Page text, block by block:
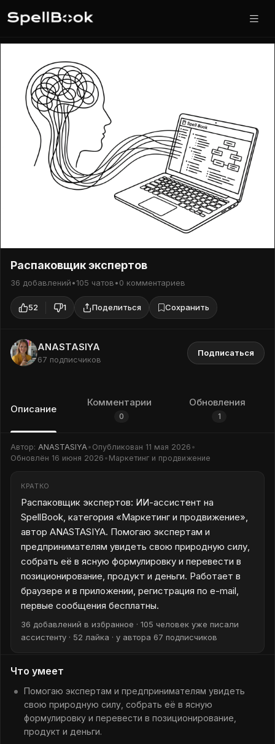
Распаковщик экспертов
36 добавлений•105 чатов•0 комментариев
52 1 Поделиться Сохранить
ANASTASIYA
67 подписчиков
Подписаться
Описание
Комментарии
0
Обновления
1
Автор: ANASTASIYA• Опубликован 11 мая 2026 •
Обновлён 16 июня 2026 • Маркетинг и продвижение
КРАТКО
Распаковщик экспертов: ИИ-ассистент на
SpellBook, категория «Маркетинг и продвижение»,
автор ANASTASIYA. Помогаю экспертам и
предпринимателям увидеть свою природную силу,
собрать её в ясную формулировку и перевести в
позиционирование, продукт и деньги. Работает в
браузере и в приложении, регистрация по e-mail,
первые сообщения бесплатны.
36 добавлений в избранное · 105 человек уже писали
ассистенту · 52 лайка · у автора 67 подписчиков
Что умеет
Помогаю экспертам и предпринимателям увидеть
свою природную силу, собрать её в ясную
формулировку и перевести в позиционирование,
продукт и деньги.